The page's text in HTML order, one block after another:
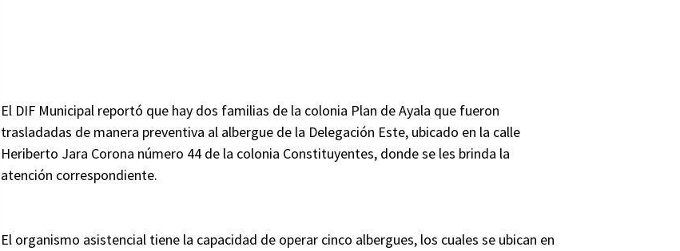
El DIF Municipal reportó que hay dos familias de la colonia Plan de Ayala que fueron
trasladadas de manera preventiva al albergue de la Delegación Este, ubicado en la calle
Heriberto Jara Corona número 44 de la colonia Constituyentes, donde se les brinda la
atención correspondiente.
El organismo asistencial tiene la capacidad de operar cinco albergues, los cuales se ubican en